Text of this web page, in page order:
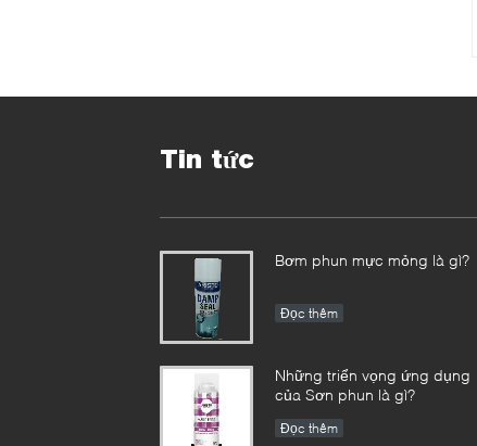
Tin tức
Bơm phun mực mỏng là gì?
Đọc thêm
Những triển vọng ứng dụng
của Sơn phun là gì?
Đọc thêm